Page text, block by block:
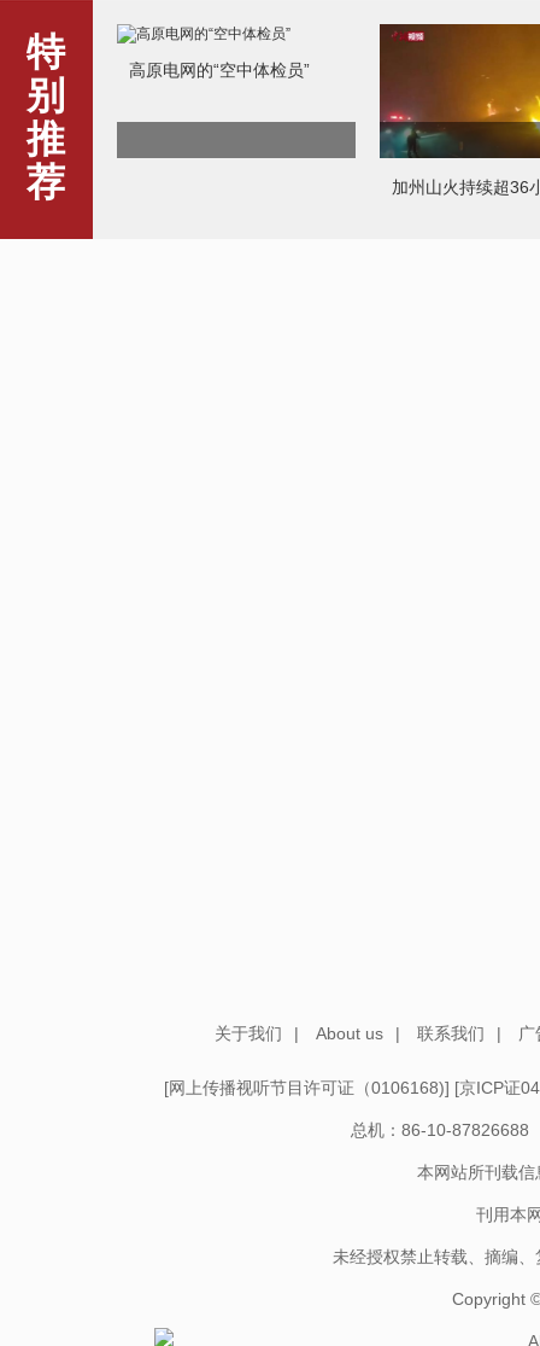
特
别
推
荐
高原电网的“空中体检员”
加州山火持续超36
关于我们 | About us | 联系我们 |
[网上传播视听节目许可证（0106168)] [京ICP证
总机：86-10-87826688
本网站所刊载
刊用本
未经授权禁止转载、摘编
Copyright